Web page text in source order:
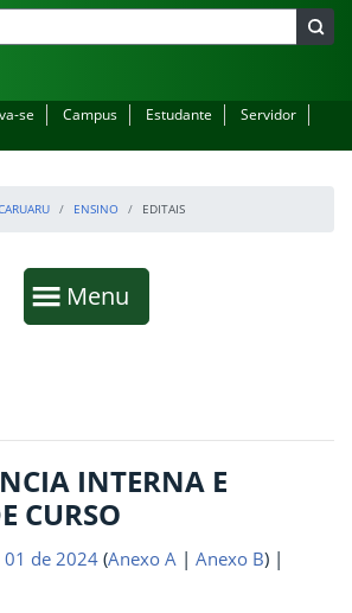
se Campus Estudante
Servidor
ENSINO EDITAIS
Mostrar
Menu
INTERNA E
CURSO
01 de 2024 (Anexo A | Anexo B) |